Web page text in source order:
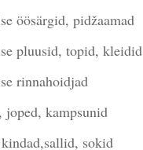
öösärgid, pidžaamad
pluusid, topid, kleidid
rinnahoidjad
kampsunid
sokid